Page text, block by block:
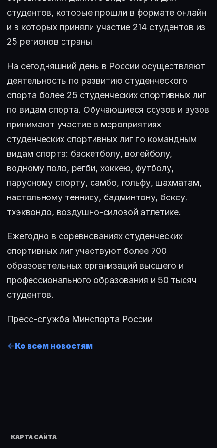
студентов, которые прошли в формате онлайн
и в которых приняли участие 214 студентов из
25 регионов страны.
На сегодняшний день в России осуществляют
деятельность по развитию студенческого
спорта более 25 студенческих спортивных лиг
по видам спорта. Обучающиеся ссузов и вузов
принимают участие в мероприятиях
студенческих спортивных лиг по командным
видам спорта: баскетболу, волейболу,
водному поло, регби, хоккею, футболу,
парусному спорту, самбо, гольфу, шахматам,
настольному теннису, бадминтону, боксу,
тхэквондо, воздушно-силовой атлетике.
Ежегодно в соревнованиях студенческих
спортивных лиг участвуют более 700
образовательных организаций высшего и
профессионального образования и 50 тысяч
студентов.
Пресс-служба Минспорта России
Ко всем новостям
КАРТА САЙТА